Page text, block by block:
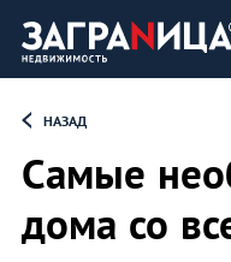
НАЗАД
Самые
дома со